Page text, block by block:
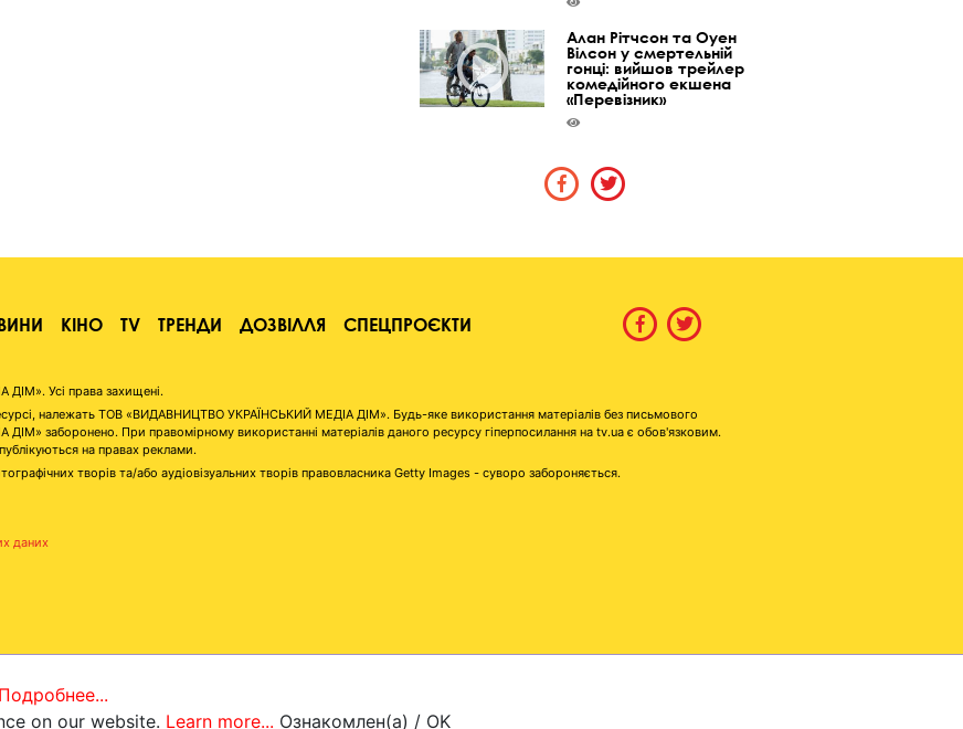
Алан Рітчсон та Оуен
Вілсон у смертельній
гонці: вийшов трейлер
комедійного екшена
«Перевізник»
КІНО TV ТРЕНДИ ДОЗВІЛЛЯ СПЕЦПРОЄКТИ
Усі права захищені.
належать ТОВ «ВИДАВНИЦТВО УКРАЇНСЬКИЙ МЕДІА ДІМ». Будь-яке використання матеріалів без письмового
заборонено. При правомірному використанні матеріалів даного ресурсу гіперпосилання на tv.ua є обов'язковим.
на правах реклами.
творів та/або аудіовізуальних творів правовласника Getty Images - суворо забороняється.
даних
Подробнее...
on our website. Learn more... Ознакомлен(а) / OK